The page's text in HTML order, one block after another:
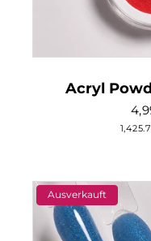
Acryl
Ausverkauft